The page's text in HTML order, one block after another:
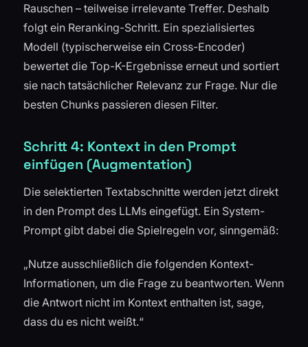
Rauschen – teilweise irrelevante Treffer. Deshalb
folgt ein Reranking-Schritt. Ein spezialisiertes
Modell (typischerweise ein Cross-Encoder)
bewertet die Top-K-Ergebnisse erneut und sortiert
sie nach tatsächlicher Relevanz zur Frage. Nur die
besten Chunks passieren diesen Filter.
Schritt 4: Kontext in den Prompt
einfügen (Augmentation)
Die selektierten Textabschnitte werden jetzt direkt
in den Prompt des LLMs eingefügt. Ein System-
Prompt gibt dabei die Spielregeln vor, sinngemäß:
„Nutze ausschließlich die folgenden Kontext-
Informationen, um die Frage zu beantworten. Wenn
die Antwort nicht im Kontext enthalten ist, sage,
dass du es nicht weißt.“